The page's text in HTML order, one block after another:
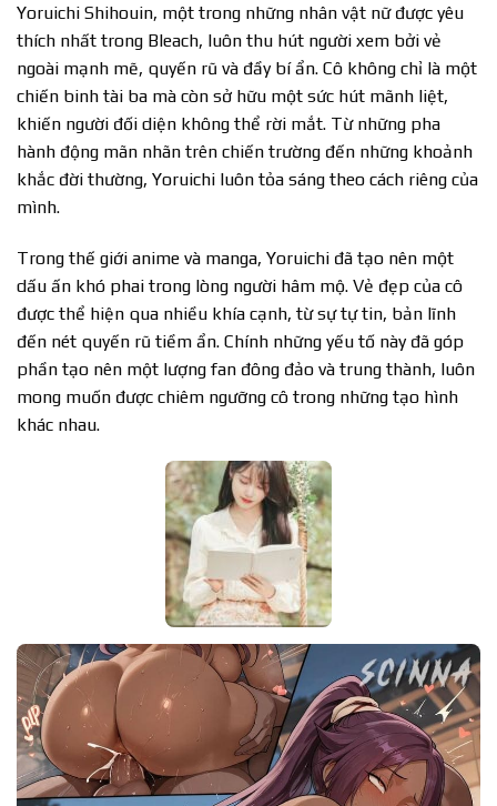
Yoruichi Shihouin, một trong những nhân vật nữ được yêu
thích nhất trong Bleach, luôn thu hút người xem bởi vẻ
ngoài mạnh mẽ, quyến rũ và đầy bí ẩn. Cô không chỉ là một
chiến binh tài ba mà còn sở hữu một sức hút mãnh liệt,
khiến người đối diện không thể rời mắt. Từ những pha
hành động mãn nhãn trên chiến trường đến những khoảnh
khắc đời thường, Yoruichi luôn tỏa sáng theo cách riêng của
mình.
Trong thế giới anime và manga, Yoruichi đã tạo nên một
dấu ấn khó phai trong lòng người hâm mộ. Vẻ đẹp của cô
được thể hiện qua nhiều khía cạnh, từ sự tự tin, bản lĩnh
đến nét quyến rũ tiềm ẩn. Chính những yếu tố này đã góp
phần tạo nên một lượng fan đông đảo và trung thành, luôn
mong muốn được chiêm ngưỡng cô trong những tạo hình
khác nhau.